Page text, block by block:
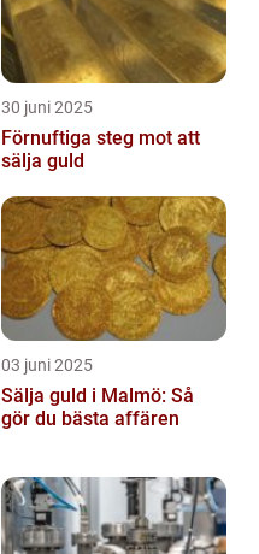
30 juni 2025
Förnuftiga steg mot att
sälja guld
03 juni 2025
Sälja guld i Malmö: Så
gör du bästa affären